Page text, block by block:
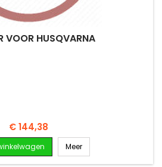
VOOR HUSQVARNA
Prijs
€ 144,38
Meer